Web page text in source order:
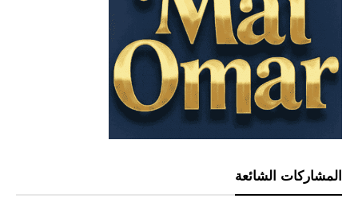
المشاركات الشائعة